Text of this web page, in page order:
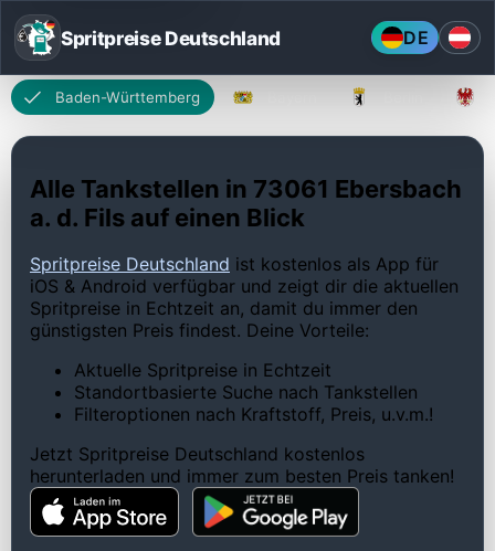
Spritpreise Deutschland DE
Baden-Württemberg
Alle Tankstellen in 73061 Ebersbach
a. d. Fils auf einen Blick
Spritpreise Deutschland ist kostenlos als App für
iOS & Android verfügbar und zeigt dir die aktuellen
Spritpreise in Echtzeit an, damit du immer den
günstigsten Preis findest. Deine Vorteile:
Aktuelle Spritpreise in Echtzeit
Standortbasierte Suche nach Tankstellen
Filteroptionen nach Kraftstoff, Preis, u.v.m.!
Jetzt Spritpreise Deutschland kostenlos
herunterladen und immer zum besten Preis tanken!